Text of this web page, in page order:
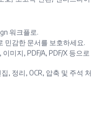
워크플로.
민감한 문서를 보호하세요.
미지, PDF/A, PDF/X 등으로
, 정리, OCR, 압축 및 주석 처